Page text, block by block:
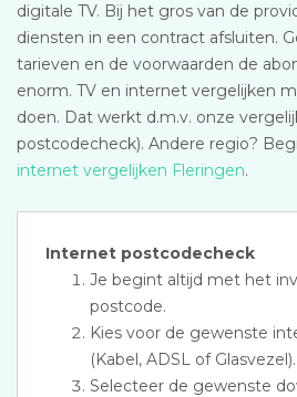
digitale TV. Bij het gros van de
diensten in een contract afsluiten.
tarieven en de voorwaarden de
enorm. TV en internet vergelijken
doen. Dat werkt d.m.v. onze
postcodecheck). Andere regio?
internet vergelijken Fleringen.
Internet postcodecheck
Je begint altijd met het
postcode.
Kies voor de gewenste
(Kabel, ADSL of Glasvezel).
Selecteer de gewenste